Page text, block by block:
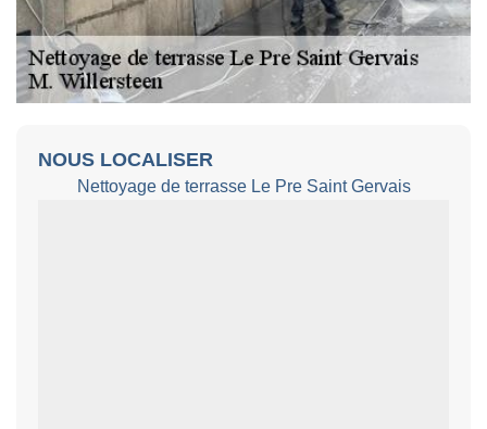
NOUS LOCALISER
Nettoyage de terrasse Le Pre Saint Gervais